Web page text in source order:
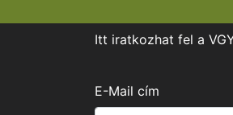
Itt iratkozhat fel a
E-Mail cím